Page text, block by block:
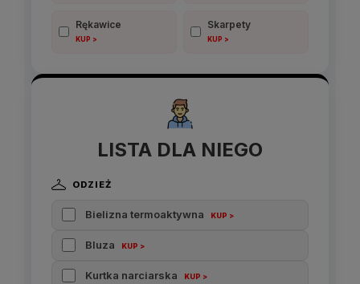
Rękawice
KUP >
Skarpety
KUP >
LISTA DLA NIEGO
ODZIEŻ
Bielizna termoaktywna KUP >
Bluza KUP >
Kurtka narciarska KUP >